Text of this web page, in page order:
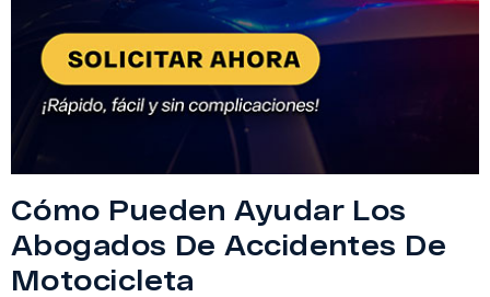
Cómo Pueden Ayudar Los
Abogados De Accidentes De
Motocicleta